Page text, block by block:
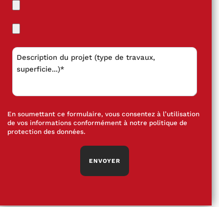
En soumettant ce formulaire, vous consentez à l’utilisation
de vos informations conformément à notre politique de
protection des données.